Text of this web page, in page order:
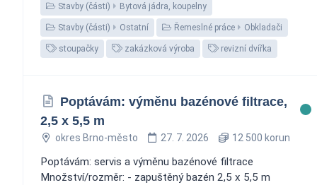
Stavby (části) Bytová jádra, koupelny
Stavby (části) Ostatní Řemeslné práce Obkladači
stoupačky zakázková výroba revizní dvířka
Poptávám: výměnu bazénové filtrace,
2,5 x 5,5 m
okres Brno-město 27. 7. 2026 12 500 korun
Poptávám: servis a výměnu bazénové filtrace
Množství/rozměr: - zapuštěný bazén 2,5 x 5,5 m